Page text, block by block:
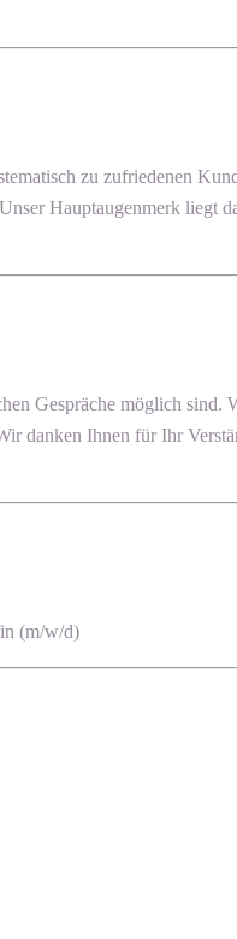
zu zufriedenen
Hauptaugenmerk liegt
Gespräche möglich sind.
danken Ihnen für Ihr
(m/w/d)